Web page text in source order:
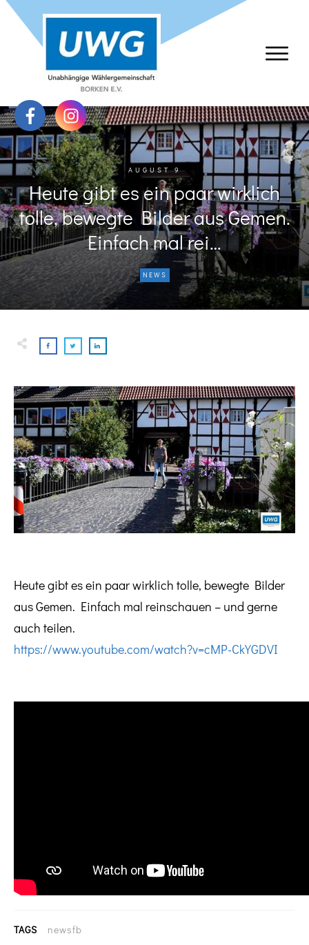
AUGUST 9
Heute gibt es ein paar wirklich
tolle, bewegte Bilder aus Gemen.
Einfach mal rei…
NEWS
Heute gibt es ein paar wirklich tolle, bewegte Bilder
aus Gemen. Einfach mal reinschauen – und gerne
auch teilen.
https://www.youtube.com/watch?v=cMP-CkYGDVI
TAGS newsfb